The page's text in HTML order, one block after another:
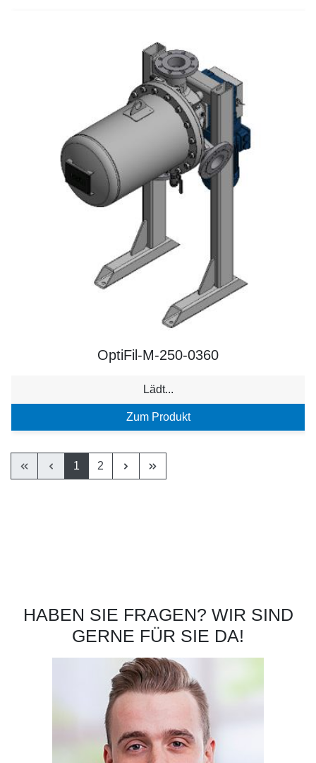
OptiFil-M-250-0360
Lädt...
Zum Produkt
1 2
HABEN SIE FRAGEN? WIR SIND
GERNE FÜR SIE DA!